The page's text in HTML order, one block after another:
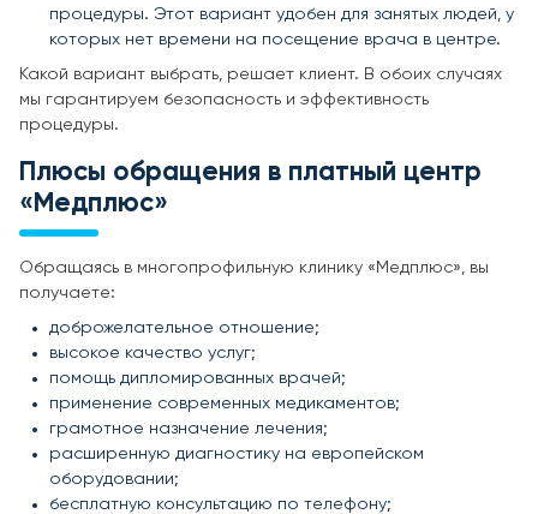
процедуры. Этот вариант удобен для занятых людей, у
которых нет времени на посещение врача в центре.
Какой вариант выбрать, решает клиент. В обоих случаях
мы гарантируем безопасность и эффективность
процедуры.
Плюсы обращения в платный центр
«Медплюс»
Обращаясь в многопрофильную клинику «Медплюс», вы
получаете:
доброжелательное отношение;
высокое качество услуг;
помощь дипломированных врачей;
применение современных медикаментов;
грамотное назначение лечения;
расширенную диагностику на европейском
оборудовании;
бесплатную консультацию по телефону;